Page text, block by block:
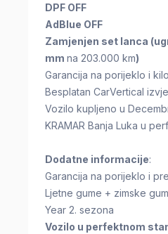
DPF OFF
AdBlue OFF
Zamjenjen set lanca
mm na 203.000 km)
Garancija na porijeklo i
Besplatan CarVertical
Vozilo kupljeno u
KRAMAR Banja Luka u
Dodatne informacije:
Garancija na porijeklo i
Ljetne gume + zimske
Year 2. sezona
Vozilo u perfektnom